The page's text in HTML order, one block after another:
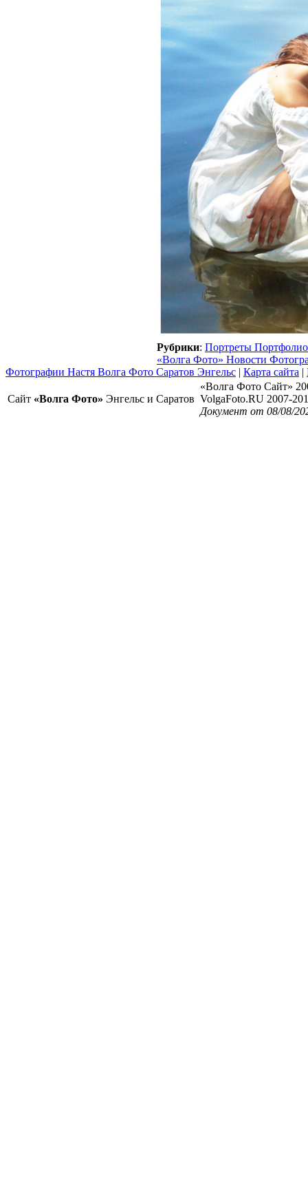
Рубрики: Портреты Портфолио
«Волга Фото» Новости
Фотографии Настя Волга Фото Саратов Энгельс | Карта сайта |
Сайт «Волга Фото» Энгельс и Саратов
«Волга Фото Сайт»
VolgaFoto.RU 2007-
Документ от 08/08/